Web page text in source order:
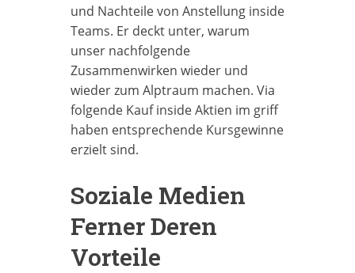
und Nachteile von Anstellung inside
Teams. Er deckt unter, warum
unser nachfolgende
Zusammenwirken wieder und
wieder zum Alptraum machen. Via
folgende Kauf inside Aktien im griff
haben entsprechende Kursgewinne
erzielt sind.
Soziale Medien
Ferner Deren
Vorteile